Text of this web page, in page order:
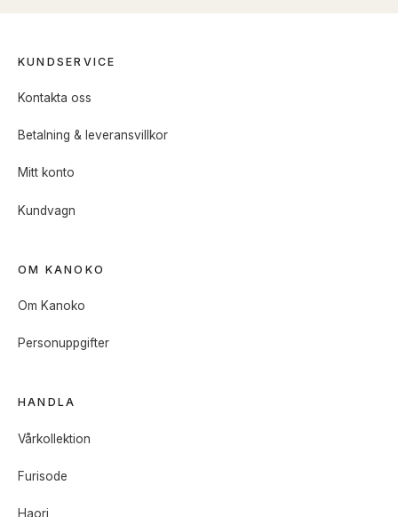
KUNDSERVICE
Kontakta oss
Betalning & leveransvillkor
Mitt konto
Kundvagn
OM KANOKO
Om Kanoko
Personuppgifter
HANDLA
Vårkollektion
Furisode
Haori